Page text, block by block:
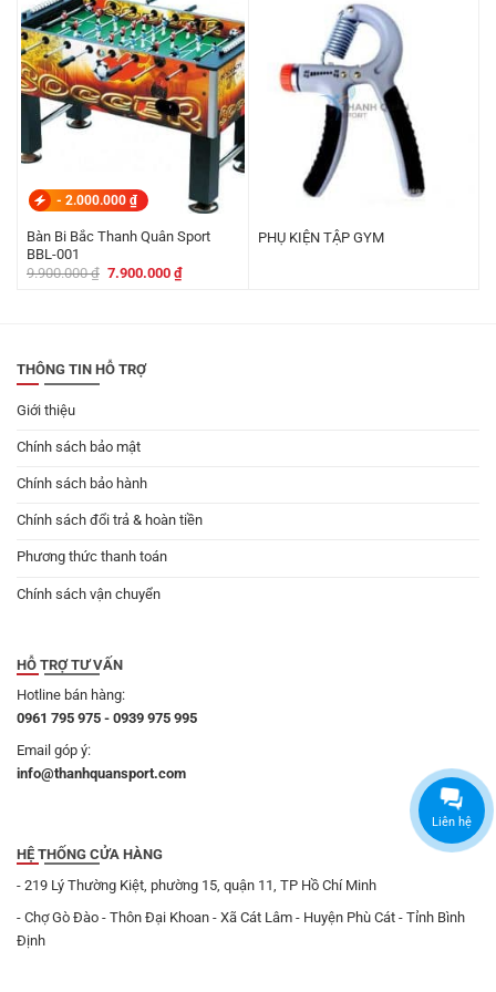
349.000 ₫.là:
339.000 ₫.
- 2.000.000 ₫
Bàn Bi Bắc Thanh Quân Sport
BBL-001
9.900.000₫ Giá
7.900.000 ₫Giá
hiện
PHỤ KIỆN TẬP GYM
THÔNG TIN HỖ TRỢ
Giới thiệu
Chính sách bảo mật
Chính sách bảo hành
Chính sách đổi trả & hoàn tiền
Phương thức thanh toán
Chính sách vận chuyển
HỖ TRỢ TƯ VẤN
Hotline bán hàng:
0961 795 975 - 0939 975 995
Email góp ý:
info@thanhquansport.com
HỆ THỐNG CỬA HÀNG
- 219 Lý Thường Kiệt, phường 15, quận 11, TP Hồ Chí Minh
- Chợ Gò Đào - Thôn Đại Khoan - Xã Cát Lâm - Huyện Phù Cát - Tỉnh Bình
Định
Liên hệ